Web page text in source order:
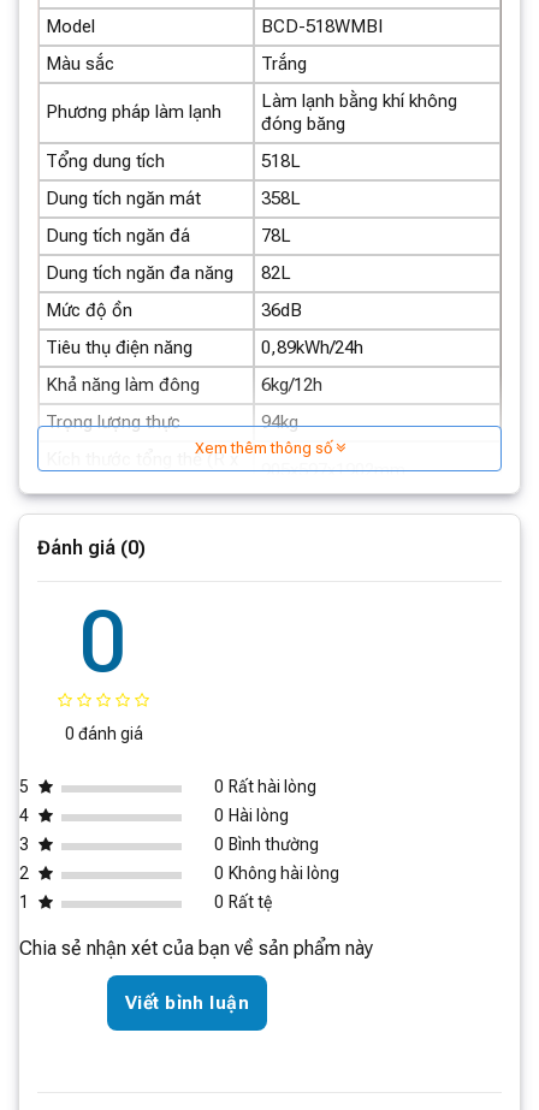
Dung Tích Khổng Lồ, Ngăn Đông Mềm Tiên
Tiến
Dung tích 518L:Đáp ứng nhu cầu bảo quản thực phẩm
cho gia đình lớn, thoải mái dự trữ thực phẩm cho cả
Ngăn đông mềm:
tìm kiếm và lấy ra.
Model
BCD-518WMBI
Màu sắc
Trắng
Phương pháp làm lạnh
Làm lạnh bằng khí không
đóng băng
Tổng dung tích
518L
Dung tích ngăn mát
358L
Dung tích ngăn đá
78L
Dung tích ngăn đa năng
82L
Mức độ ồn
36dB
Tiêu thụ điện năng
0,89kWh/24h
Khả năng làm đông
6kg/12h
Trọng lượng thực
94kg
Kích thước tổng thể (R x
905x597x1902mm
Kích thước đóng gói (R x
S x C)
Xem thêm thông số
Đánh giá (0)
0
0 đánh giá
5 0 Rất hài lòng
4
0 Hài lòng
3
0 Bình thường
2
0 Không hài lòng
1
0 Rất tệ
Chia sẻ nhận xét của bạn về sản phẩm này
Viết bình luận